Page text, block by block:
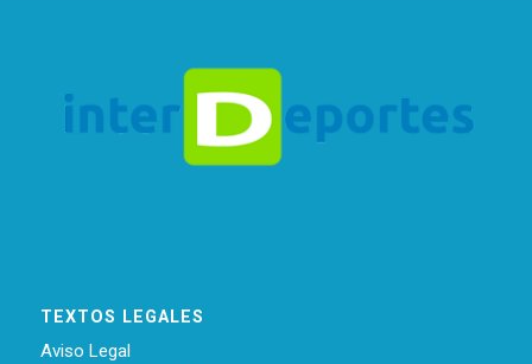
TEXTOS LEGALES
Aviso Legal